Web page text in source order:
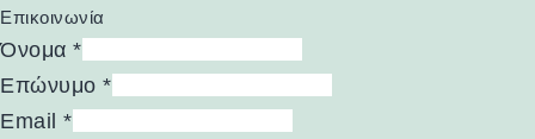
Επικοινωνία
Όνομα *
Επώνυμο *
Email *